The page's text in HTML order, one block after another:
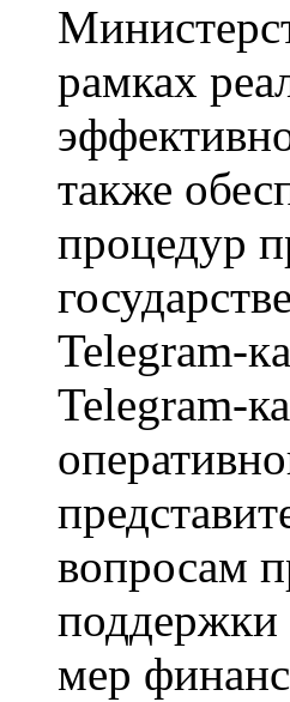
рамках
также
процедур
Telegram-
Telegram-
вопросам
поддержки
мер